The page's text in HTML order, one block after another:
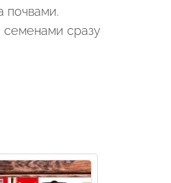
почвами.
семенами сразу